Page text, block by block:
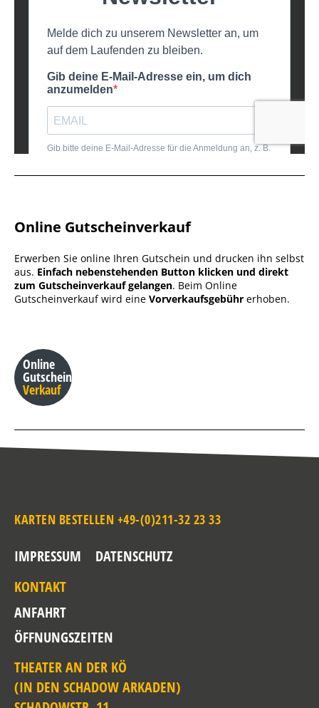
Online Gutscheinverkauf
Erwerben Sie online Ihren Gutschein und drucken ihn selbst
aus. Einfach nebenstehenden Button klicken und direkt
zum Gutscheinverkauf gelangen. Beim Online
Gutscheinverkauf wird eine Vorverkaufsgebühr erhoben.
Online
Gutschein
Verkauf
KARTEN BESTELLEN +49-(0)211-32 23 33
IMPRESSUM
DATENSCHUTZ
KONTAKT
ANFAHRT
ÖFFNUNGSZEITEN
THEATER AN DER KÖ
(IN DEN SCHADOW ARKADEN)